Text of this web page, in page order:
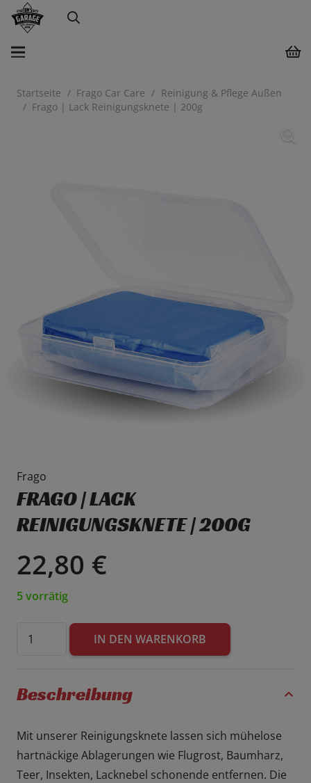
Startseite / Frago Car Care / Reinigung & Pflege Außen
/ Frago | Lack Reinigungsknete | 200g
Frago
FRAGO | LACK
REINIGUNGSKNETE | 200G
22,80 €
5 vorrätig
Frago
Reinigungsknete
200g
Menge
IN DEN WARENKORB
Beschreibung
Mit unserer Reinigungsknete lassen sich mühelose
hartnäckige Ablagerungen wie Flugrost, Baumharz,
Teer, Insekten, Lacknebel schonende entfernen. Die